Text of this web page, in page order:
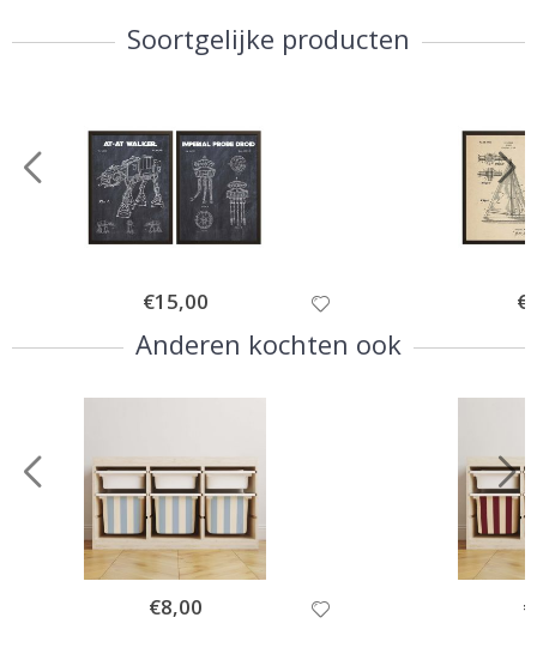
Soortgelijke producten
Special
Price
€15,00
Anderen kochten ook
Special
Price
€8,00